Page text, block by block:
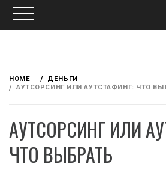
content
HOME
ДЕНЬГИ
АУТСОРСИНГ ИЛИ АУТСТАФИНГ: ЧТО
АУТСОРСИНГ ИЛИ
ЧТО ВЫБРАТЬ